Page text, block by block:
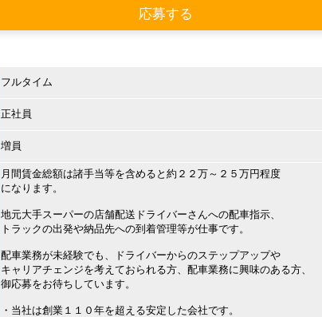
応募する
フルタイム
正社員
増員
月間賃金総額は諸手当等を含めると約２２万～２５万円程度
になります。
地元大手スーパーの店舗配送ドライバーさんへの配車指示、
トラックの出発や納品先への到着管理等が仕事です。
配車業務が未経験でも、ドライバーからのステップアップや
キャリアチェンジを考えておられる方、配車業務に興味のある方、
御応募をお待ちしています。
・当社は創業１１０年を超える安定した会社です。